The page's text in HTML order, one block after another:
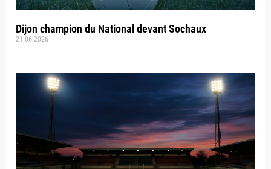
Dijon champion du National devant Sochaux
21.06.2026